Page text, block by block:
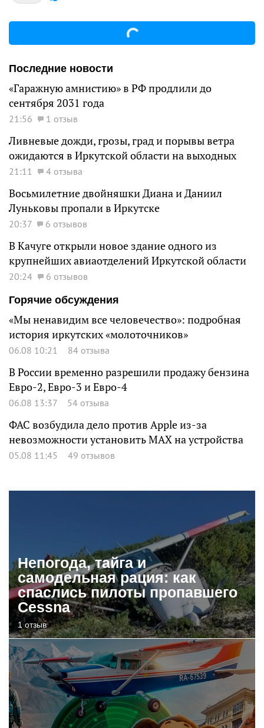
Последние новости
«Гаражную амнистию» в РФ продлили до
сентября 2031 года
21:56 1 отзыв
Ливневые дожди, грозы, град и порывы ветра
ожидаются в Иркутской области на выходных
21:11 4 отзыва
Восьмилетние двойняшки Диана и Даниил
Луньковы пропали в Иркутске
20:37 6 отзывов
В Качуге открыли новое здание одного из
крупнейших авиаотделений Иркутской области
20:24
6 отзывов
Горячие обсуждения
«Мы ненавидим все человечество»: подробная
история иркутских «молоточников»
06.08 10:21 84 отзыва
В России временно разрешили продажу бензина
Евро-2, Евро-3 и Евро-4
06.08 13:37 54 отзыва
ФАС возбудила дело против Apple из-за
невозможности установить MAX на устройства
05.08 11:45 49 отзывов
Непогода, тайга и
самодельная рация: как
спаслись пилоты пропавшего
Cessna
1 отзыв